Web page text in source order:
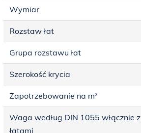
Wymiar
Rozstaw łat
Grupa rozstawu łat
Szerokość krycia
Zapotrzebowanie na m²
Waga według DIN 1055 włącznie z
łatami